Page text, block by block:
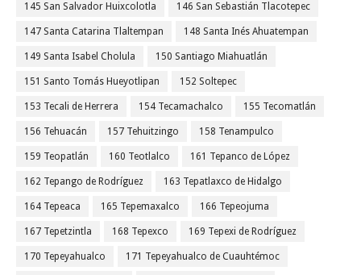
145 San Salvador Huixcolotla 146 San Sebastián Tlacotepec
147 Santa Catarina Tlaltempan 148 Santa Inés Ahuatempan
149 Santa Isabel Cholula 150 Santiago Miahuatlán
151 Santo Tomás Hueyotlipan 152 Soltepec
153 Tecali de Herrera 154 Tecamachalco 155 Tecomatlán
156 Tehuacán 157 Tehuitzingo 158 Tenampulco
159 Teopatlán 160 Teotlalco 161 Tepanco de López
162 Tepango de Rodríguez 163 Tepatlaxco de Hidalgo
164 Tepeaca 165 Tepemaxalco 166 Tepeojuma
167 Tepetzintla 168 Tepexco 169 Tepexi de Rodríguez
170 Tepeyahualco 171 Tepeyahualco de Cuauhtémoc